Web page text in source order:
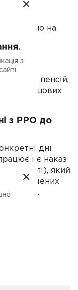
органи
всіх
виключно на
купюри
а
плат, пенсій,
грошових
з РРО до
дні
і є наказ
який
проведених
з